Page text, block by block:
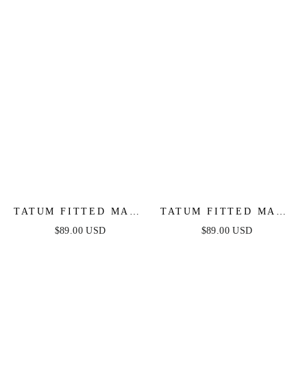
TATUM FITTED MAXI
DRESS - NAVY
$89.00 USD
TATUM FITTED MAXI
DRESS - MAUVE
$89.00 USD